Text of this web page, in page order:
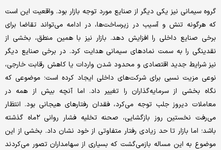
گروه سیمانی نیز یکی دیگر از صنایع مورد توجه بازار بود. واقعیت این است
که هرگونه تنش و آسیب در زیرساخت‌ها، در ادامه می‌تواند تقاضا برای
برخی صنایع داخلی را افزایش دهد. بازار نیز با همین منطق، بخشی از
نقدینگی را به سمت نمادهای سیمانی هدایت کرد. در برخی صنایع دیگر
نیز شرایط جدید اقتصادی و محدود شدن واردات یا کاهش رقابت خارجی،
نوعی مزیت نسبی برای شرکت‌های داخلی ایجاد کرده است؛ موضوعی که
نگاه بخشی از سرمایه‌گذاران را تغییر داد. اما آنچه بیش از همه در
معاملات دیروز جلب توجه می‌کرد، فقدان رفتارهای هیجانی بود. انتظار
می‌رفت نخستین روز بازگشایی، صحنه تخلیه فشار روانی ۲ماه گذشته
باشد؛ اما بازار تا حد زیادی رفتار متفاوتی از خود نشان داد. بخشی از این
موضوع به این مساله بازمی‌گشت که بسیاری از سهامداران تصور می‌کردند